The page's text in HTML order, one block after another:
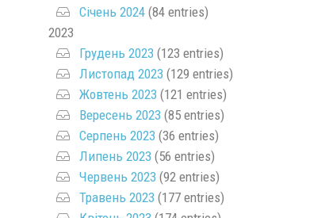
Січень 2024(84 entries)
2023
Грудень 2023 (123 entries)
Листопад 2023 (129 entries)
Жовтень 2023 (121 entries)
Вересень 2023 (85 entries)
Серпень 2023 (36 entries)
Липень 2023 (56 entries)
Червень 2023 (92 entries)
Травень 2023 (177 entries)